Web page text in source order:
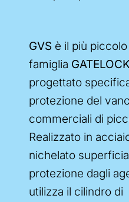
GVS è il più piccolo
famiglia
progettato
protezione del
commerciali di
Realizzato in
nichelato
protezione dagli
utilizza il cilindro di